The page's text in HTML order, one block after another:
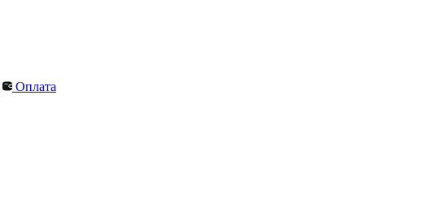
Оплата